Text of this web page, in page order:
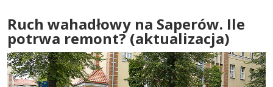
Ruch wahadłowy na Saperów. Ile
potrwa remont? (aktualizacja)